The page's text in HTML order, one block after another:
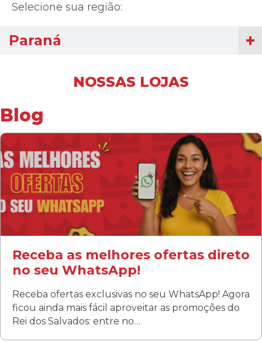
Selecione sua região:
Paraná
NOSSAS LOJAS
Blog
Receba as melhores ofertas direto
no seu WhatsApp!
Receba ofertas exclusivas no seu WhatsApp! Agora
ficou ainda mais fácil aproveitar as promoções do
Rei dos Salvados: entre no…